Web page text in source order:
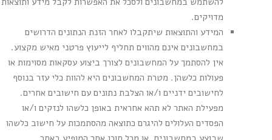
מדויקים.
המידע והתוצאות שיתקבלו לאחר הזנת הנתונים הדרושים
במחשבונים אינם מהווים תחליף לייעוץ פרטני מאיש מקצוע.
אין להסתמך על המחשבונים לצורך ביצוע עסקאות מסוימות או
פעולות כלשהן. מטרת המחשבונים היא להוות כלי עזר בנוסף
לחישובים ידניים ו/או הצלבת נתונים עם חישובים אחרים.
מפעילת האתר לא תהא אחראית באופן כלשהו לנזקים ו/או
הפסדים העלולים להיגרם כתוצאה מהסתמכות על חישוב כלשהו